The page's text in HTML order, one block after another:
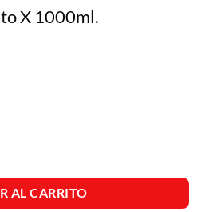
X 1000ml.
AL CARRITO